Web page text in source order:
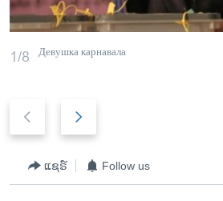
1/8 Девушка карнавала
i
t
s
ແຊຣ໌ Follow us